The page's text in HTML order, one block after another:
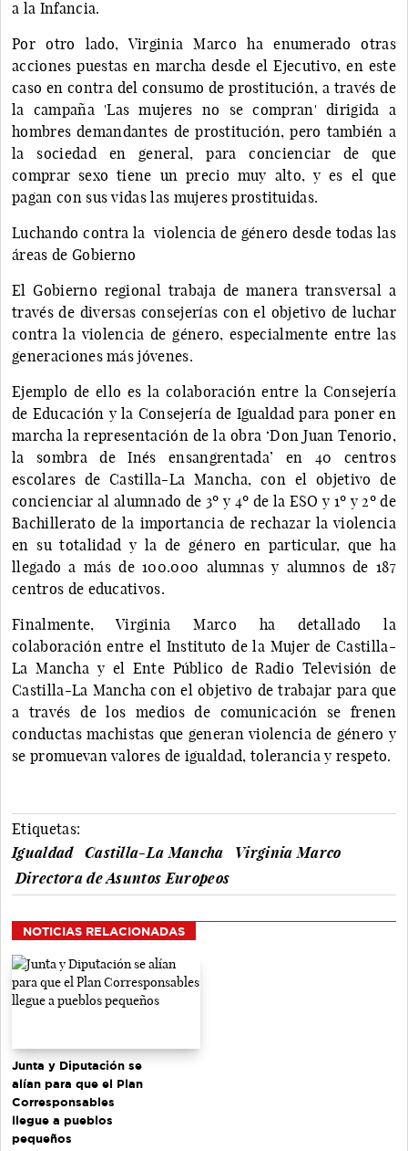
a la Infancia.
Por otro lado, Virginia Marco ha enumerado otras
acciones puestas en marcha desde el Ejecutivo, en este
caso en contra del consumo de prostitución, a través de
la campaña 'Las mujeres no se compran' dirigida a
hombres demandantes de prostitución, pero también a
la sociedad en general, para concienciar de que
comprar sexo tiene un precio muy alto, y es el que
pagan con sus vidas las mujeres prostituidas.
Luchando contra la violencia de género desde todas las
áreas de Gobierno
El Gobierno regional trabaja de manera transversal a
través de diversas consejerías con el objetivo de luchar
contra la violencia de género, especialmente entre las
generaciones más jóvenes.
Ejemplo de ello es la colaboración entre la Consejería
de Educación y la Consejería de Igualdad para poner en
marcha la representación de la obra ‘Don Juan Tenorio,
la sombra de Inés ensangrentada’ en 40 centros
escolares de Castilla-La Mancha, con el objetivo de
concienciar al alumnado de 3º y 4º de la ESO y 1º y 2º de
Bachillerato de la importancia de rechazar la violencia
en su totalidad y la de género en particular, que ha
llegado a más de 100.000 alumnas y alumnos de 187
centros de educativos.
Finalmente, Virginia Marco ha detallado la
colaboración entre el Instituto de la Mujer de Castilla-
La Mancha y el Ente Público de Radio Televisión de
Castilla-La Mancha con el objetivo de trabajar para que
a través de los medios de comunicación se frenen
conductas machistas que generan violencia de género y
se promuevan valores de igualdad, tolerancia y respeto.
Etiquetas:
Igualdad
Castilla-La Mancha
Virginia Marco
Directora de Asuntos Europeos
NOTICIAS RELACIONADAS
Junta y Diputación se
alían para que el Plan
Corresponsables
llegue a pueblos
pequeños